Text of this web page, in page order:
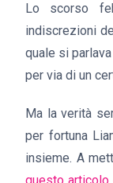
Lo scorso
indiscrezioni
quale si
per via di un
Ma la verità
per fortuna
insieme. A